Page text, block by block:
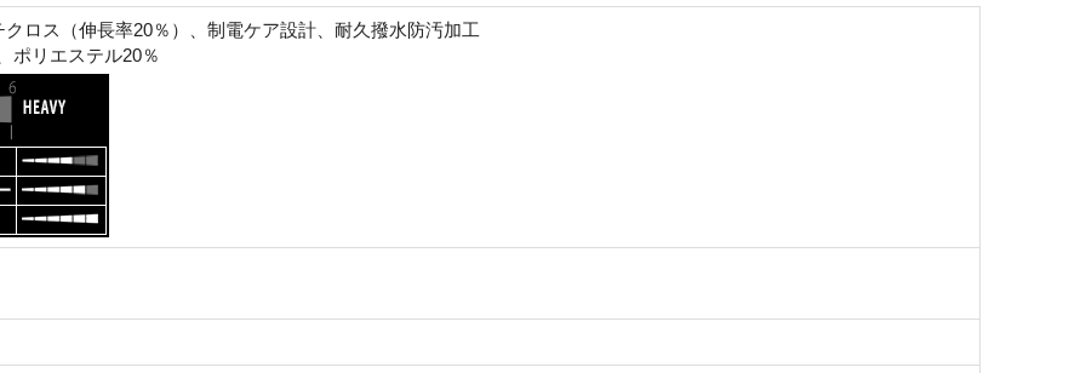
ロス（伸長率20％）、制電ケア設計、耐久撥水防汚加工
ポリエステル20％